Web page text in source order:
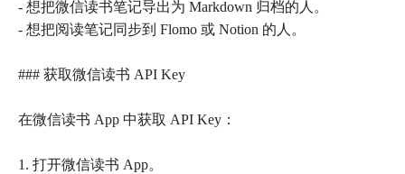
- 想把微信读书笔记导出为 Markdown 归档的人。
- 想把阅读笔记同步到 Flomo 或 Notion 的人。
### 获取微信读书 API Key
在微信读书 App 中获取 API Key：
1. 打开微信读书 App。